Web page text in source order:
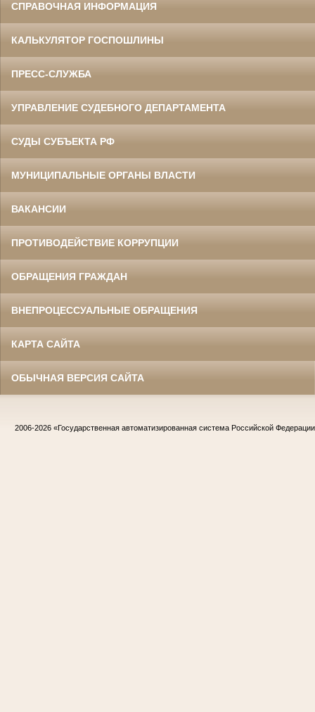
СПРАВОЧНАЯ ИНФОРМАЦИЯ
КАЛЬКУЛЯТОР ГОСПОШЛИНЫ
ПРЕСС-СЛУЖБА
УПРАВЛЕНИЕ СУДЕБНОГО ДЕПАРТАМЕНТА
СУДЫ СУБЪЕКТА РФ
МУНИЦИПАЛЬНЫЕ ОРГАНЫ ВЛАСТИ
ВАКАНСИИ
ПРОТИВОДЕЙСТВИЕ КОРРУПЦИИ
ОБРАЩЕНИЯ ГРАЖДАН
ВНЕПРОЦЕССУАЛЬНЫЕ ОБРАЩЕНИЯ
КАРТА САЙТА
ОБЫЧНАЯ ВЕРСИЯ САЙТА
2006-2026 «Государственная автоматизированная система Российской